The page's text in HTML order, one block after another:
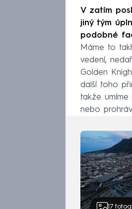
V zatím
jiný tým
podobné
Máme to
vedení,
Golden
další toho
takže
nebo
17